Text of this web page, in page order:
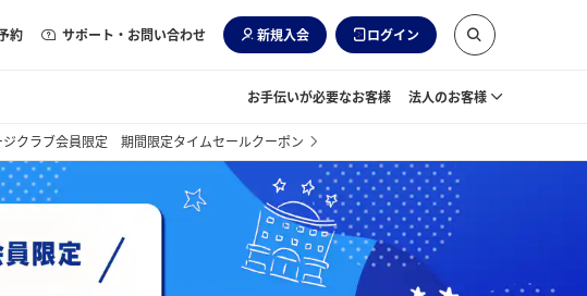
約 サポート・お問い合わせ 新規入会 ログイン
お手伝いが必要なお客様 法人のお客様
ジクラブ会員限定 期間限定タイムセールクーポン